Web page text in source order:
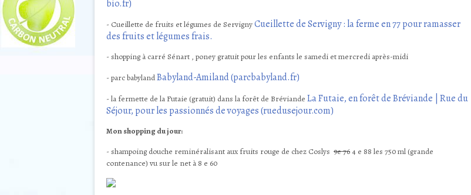
bio.fr)
- Cueillette de fruits et légumes de ServignyCueillette de Servigny : la ferme en 77 pour ramasser
des fruits et légumes frais.
- shopping à carré Sénart , poney gratuit pour les enfants le samedi et mercredi après-midi
- parc babylandBabyland-Amiland (parcbabyland.fr)
- la fermette de la Futaie (gratuit) dans la forêt de Bréviande La Futaie, en forêt de Bréviande | Rue du
Séjour, pour les passionnés de voyages (ruedusejour.com)
Mon shopping du jour:
- shampoing douche reminéralisant aux fruits rouge de chez Coslys 9e 764 e 88 les 750 ml (grande
contenance) vu sur le net à 8 e 60